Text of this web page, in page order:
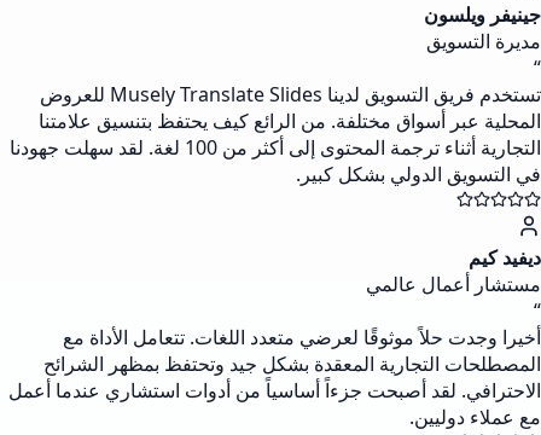
جينيفر ويلسون
مديرة التسويق
“
تستخدم فريق التسويق لدينا Musely Translate Slides للعروض
المحلية عبر أسواق مختلفة. من الرائع كيف يحتفظ بتنسيق علامتنا
التجارية أثناء ترجمة المحتوى إلى أكثر من 100 لغة. لقد سهلت جهودنا
في التسويق الدولي بشكل كبير.
ديفيد كيم
مستشار أعمال عالمي
“
أخيرا وجدت حلاً موثوقًا لعرضي متعدد اللغات. تتعامل الأداة مع
المصطلحات التجارية المعقدة بشكل جيد وتحتفظ بمظهر الشرائح
الاحترافي. لقد أصبحت جزءاً أساسياً من أدوات استشاري عندما أعمل
مع عملاء دوليين.